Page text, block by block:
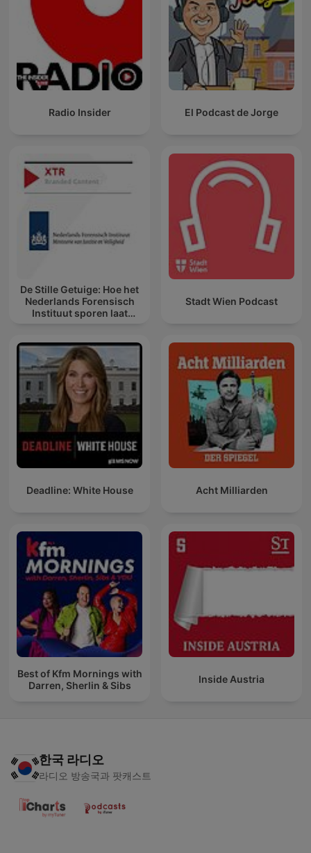
Radio Insider El Podcast de Jorge
De Stille Getuige: Hoe het
Nederlands Forensisch
Instituut sporen laat
Stadt Wien Podcast
Deadline: White House Acht Milliarden
Best of Kfm Mornings with
Darren, Sherlin & Sibs
Inside Austria
한국 라디오
라디오 방송국과 팟캐스트